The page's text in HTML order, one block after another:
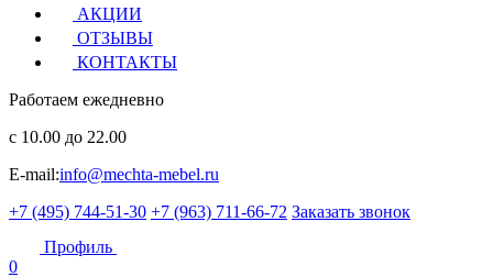
АКЦИИ
ОТЗЫВЫ
КОНТАКТЫ
Работаем ежедневно
с 10.00 до 22.00
E-mail:info@mechta-mebel.ru
+7 (495) 744-51-30 +7 (963) 711-66-72 Заказать звонок
Профиль
0